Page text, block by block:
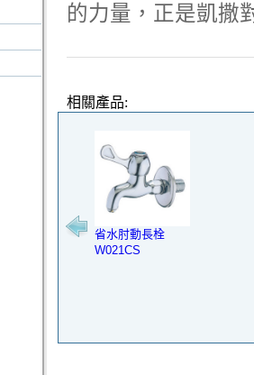
的力量，正是凱撒
相關產品:
省水肘動長栓
W021CS